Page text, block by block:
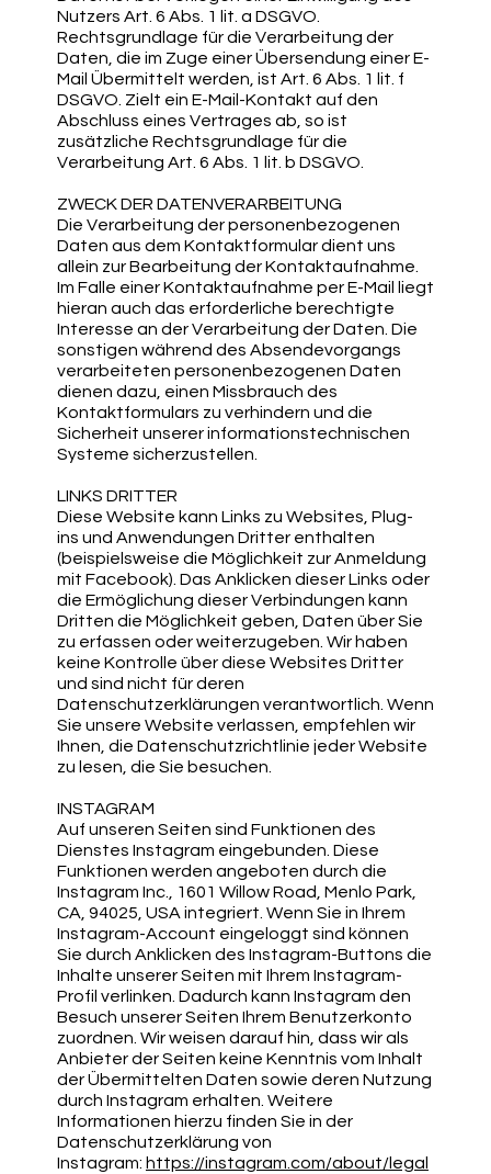
Nutzers Art. 6 Abs. 1 lit. a DSGVO.
Rechtsgrundlage für die Verarbeitung der
Daten, die im Zuge einer Übersendung einer E-
Mail Übermittelt werden, ist Art. 6 Abs. 1 lit. f
DSGVO. Zielt ein E-Mail-Kontakt auf den
Abschluss eines Vertrages ab, so ist
zusätzliche Rechtsgrundlage für die
Verarbeitung Art. 6 Abs. 1 lit. b DSGVO.
ZWECK DER DATENVERARBEITUNG
Die Verarbeitung der personenbezogenen
Daten aus dem Kontaktformular dient uns
allein zur Bearbeitung der Kontaktaufnahme.
Im Falle einer Kontaktaufnahme per E-Mail liegt
hieran auch das erforderliche berechtigte
Interesse an der Verarbeitung der Daten. Die
sonstigen während des Absendevorgangs
verarbeiteten personenbezogenen Daten
dienen dazu, einen Missbrauch des
Kontaktformulars zu verhindern und die
Sicherheit unserer informationstechnischen
Systeme sicherzustellen.
LINKS DRITTER
Diese Website kann Links zu Websites, Plug-
ins und Anwendungen Dritter enthalten
(beispielsweise die Möglichkeit zur Anmeldung
mit Facebook). Das Anklicken dieser Links oder
die Ermöglichung dieser Verbindungen kann
Dritten die Möglichkeit geben, Daten über Sie
zu erfassen oder weiterzugeben. Wir haben
keine Kontrolle über diese Websites Dritter
und sind nicht für deren
Datenschutzerklärungen verantwortlich. Wenn
Sie unsere Website verlassen, empfehlen wir
Ihnen, die Datenschutzrichtlinie jeder Website
zu lesen, die Sie besuchen.
INSTAGRAM
Auf unseren Seiten sind Funktionen des
Dienstes Instagram eingebunden. Diese
Funktionen werden angeboten durch die
Instagram Inc., 1601 Willow Road, Menlo Park,
CA, 94025, USA integriert. Wenn Sie in Ihrem
Instagram-Account eingeloggt sind können
Sie durch Anklicken des Instagram-Buttons die
Inhalte unserer Seiten mit Ihrem Instagram-
Profil verlinken. Dadurch kann Instagram den
Besuch unserer Seiten Ihrem Benutzerkonto
zuordnen. Wir weisen darauf hin, dass wir als
Anbieter der Seiten keine Kenntnis vom Inhalt
der Übermittelten Daten sowie deren Nutzung
durch Instagram erhalten. Weitere
Informationen hierzu finden Sie in der
Datenschutzerklärung von
Instagram: https://instagram.com/about/legal